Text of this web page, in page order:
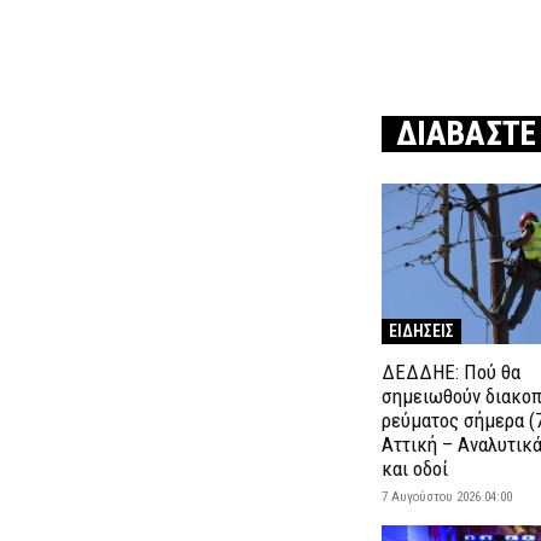
ΔΙΑΒΑΣΤΕ
ΕΙΔΗΣΕΙΣ
ΔΕΔΔΗΕ: Πού θα
σημειωθούν
ρεύματος σήμερα
Αττική –
και οδοί
7 Αυγούστου 2026 04:00